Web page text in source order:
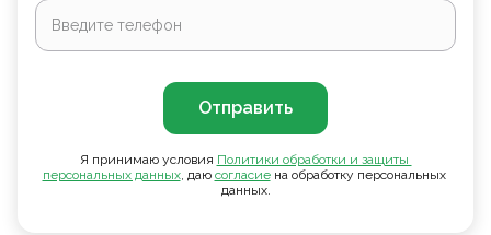
Отправить
Я принимаю условия Политики обработки и защиты
персональных данных, даю согласие на обработку персональных
данных.